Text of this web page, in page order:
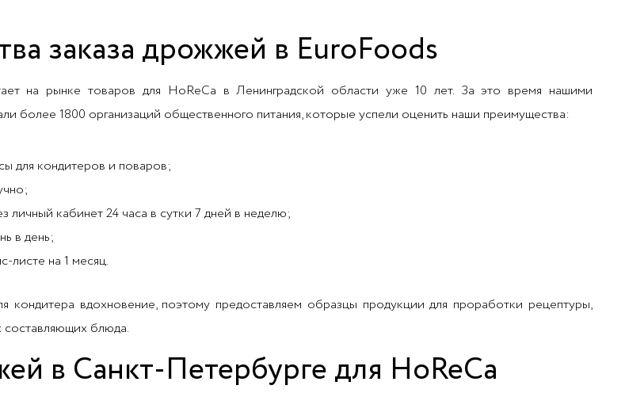
заказа дрожжей в EuroFoods
на рынке товаров для HoReCa в Ленинградской области уже 10 лет. За это время нашими
более 1800 организаций общественного питания, которые успели оценить наши преимущества:
для кондитеров и поваров;
личный кабинет 24 часа в сутки 7 дней в неделю;
в день;
листе на 1 месяц.
вдохновение, поэтому предоставляем образцы продукции для проработки рецептуры,
составляющих блюда.
в Санкт-Петербурге для HoReCa